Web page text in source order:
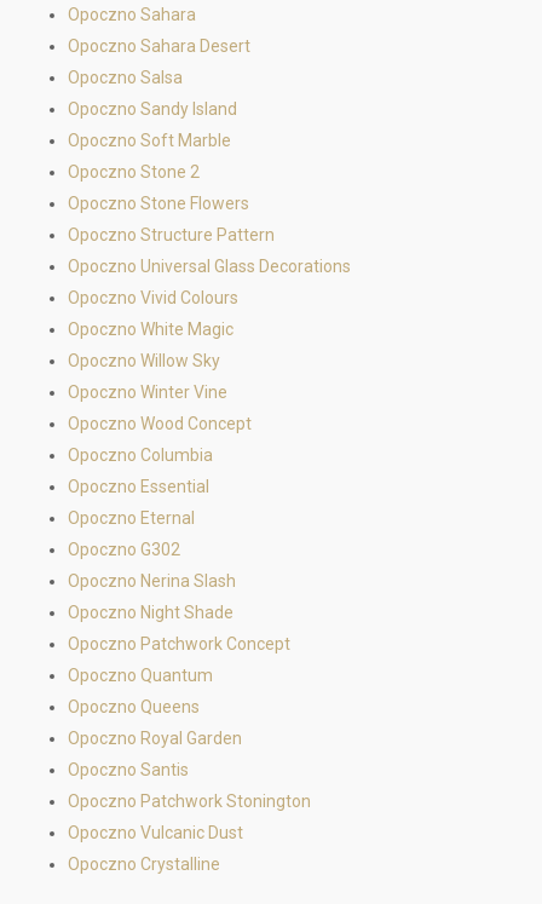
Opoczno Sahara
Opoczno Sahara Desert
Opoczno Salsa
Opoczno Sandy Island
Opoczno Soft Marble
Opoczno Stone 2
Opoczno Stone Flowers
Opoczno Structure Pattern
Opoczno Universal Glass Decorations
Opoczno Vivid Colours
Opoczno White Magic
Opoczno Willow Sky
Opoczno Winter Vine
Opoczno Wood Concept
Opoczno Columbia
Opoczno Essential
Opoczno Eternal
Opoczno G302
Opoczno Nerina Slash
Opoczno Night Shade
Opoczno Patchwork Concept
Opoczno Quantum
Opoczno Queens
Opoczno Royal Garden
Opoczno Santis
Opoczno Patchwork Stonington
Opoczno Vulcanic Dust
Opoczno Crystalline